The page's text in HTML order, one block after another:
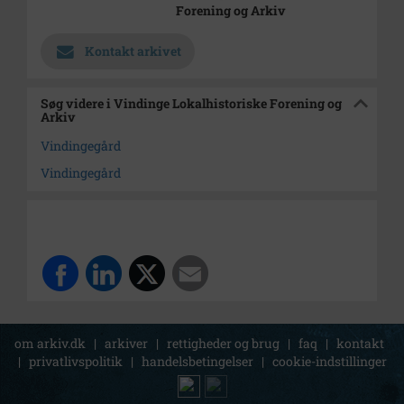
Forening og Arkiv
Kontakt arkivet
Søg videre i Vindinge Lokalhistoriske Forening og
Arkiv
Vindingegård
Vindingegård
om arkiv.dk | arkiver | rettigheder og brug | faq | kontakt
| privatlivspolitik | handelsbetingelser | cookie-indstillinger